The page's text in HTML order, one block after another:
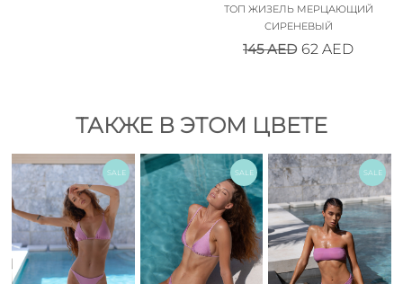
ТОП ЖИЗЕЛЬ МЕРЦАЮЩИЙ
СИРЕНЕВЫЙ
145AED 62 AED
ТАКЖЕ В ЭТОМ ЦВЕТЕ
SALE SALE SALE